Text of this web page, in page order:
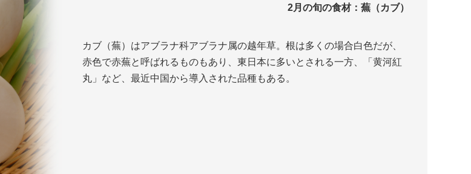
2月の旬の食材： 蕪（カブ）
カブ（蕪）はアブラナ科アブラナ属の越年草。根は多くの場合白色だが、
赤色で赤蕪と呼ばれるものもあり、東日本に多いとされる一方、「黄河紅
丸」など、最近中国から導入された品種もある。